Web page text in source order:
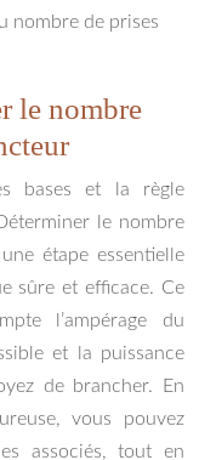
nombre de prises
le nombre
bases et la règle
le nombre
étape essentielle
sûre et efficace. Ce
l’ampérage du
et la puissance
de brancher. En
vous pouvez
associés, tout en